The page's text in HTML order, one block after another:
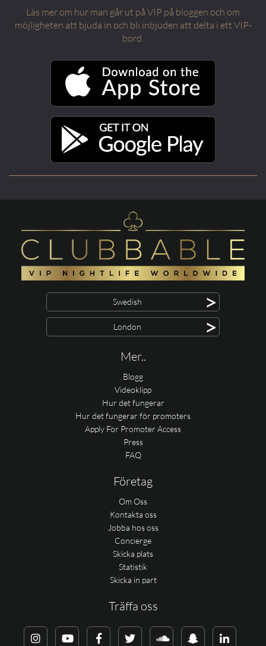
Läs mer om hur man går ut på VIP på bloggen och om
möjligheten att bjuda in och bli inbjuden att delta i ett VIP-
bord.
Swedish >
London >
Mer..
Blogg
Videoklipp
Hur det fungerar
Hur det fungerar för promoters
Apply For Promoter Access
Press
FAQ
Företag
Om Oss
Kontakta oss
Jobba hos oss
Concierge
Skicka plats
Statistik
Skicka in part
Träffa oss